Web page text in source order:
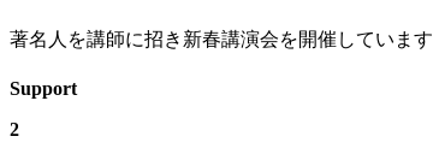
著名人を講師に招き新春講演会を開催しています
Support
2